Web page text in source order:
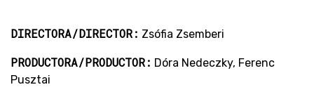
DIRECTORA/DIRECTOR: Zsófia Zsemberi
PRODUCTORA/PRODUCTOR: Dóra Nedeczky, Ferenc
Pusztai